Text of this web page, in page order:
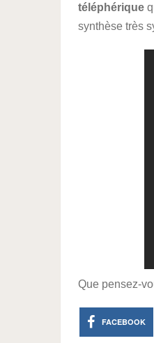
téléphérique
synthèse très
Que pensez-
FACEBOOK